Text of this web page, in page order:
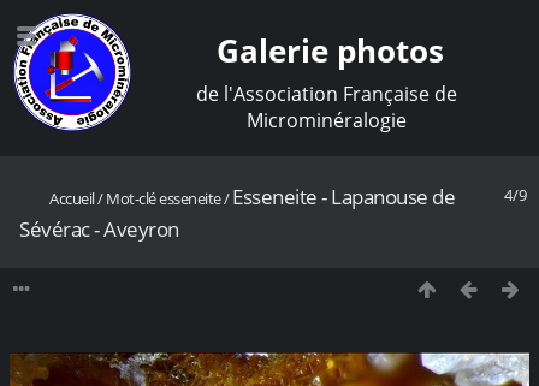
Galerie photos
de l'Association Française de
Microminéralogie
4/9
Accueil/Mot-cléesseneite/Esseneite - Lapanouse de
Sévérac - Aveyron